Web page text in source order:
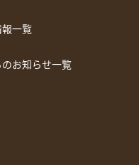
一覧
お知らせ一覧